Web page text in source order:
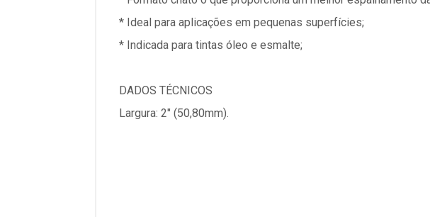
* Ideal para aplicações em pequenas superfícies;
* Indicada para tintas óleo e esmalte;
DADOS TÉCNICOS
Largura: 2" (50,80mm).